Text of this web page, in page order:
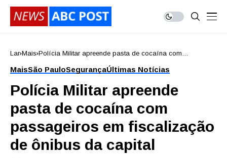
Lar Mais Polícia Militar apreende pasta de cocaína com
MaisSão PauloSegurançaÚltimas Notícias
Polícia Militar apreende
pasta de cocaína com
passageiros em fiscalização
de ônibus da capital